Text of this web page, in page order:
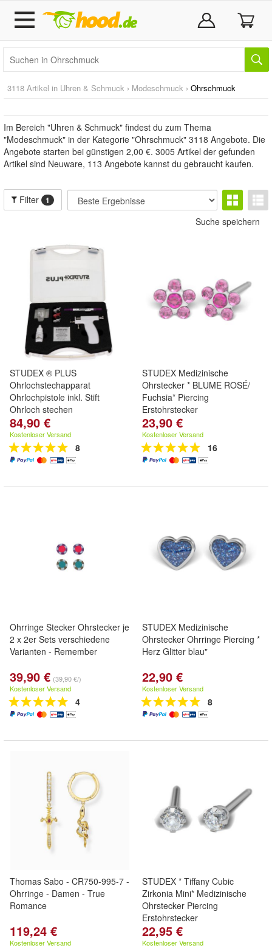
3118 Artikel in Uhren & Schmuck › Modeschmuck › Ohrschmuck
Im Bereich "Uhren & Schmuck" findest du zum Thema
"Modeschmuck" in der Kategorie "Ohrschmuck" 3118 Angebote. Die
Angebote starten bei günstigen 2,00 €. 3005 Artikel der gefunden
Artikel sind Neuware, 113 Angebote kannst du gebraucht kaufen.
Filter 1
Suche speichern
STUDEX ® PLUS
Ohrlochstechapparat
Ohrlochpistole inkl. Stift
Ohrloch stechen
84,90 €
Kostenloser Versand
8
STUDEX Medizinische
Ohrstecker * BLUME ROSÉ/
Fuchsia* Piercing
Erstohrstecker
23,90 €
Kostenloser Versand
16
Ohrringe Stecker Ohrstecker je
2 x 2er Sets verschiedene
Varianten - Remember
39,90 € (39,90 €/)
Kostenloser Versand
4
STUDEX Medizinische
Ohrstecker Ohrringe Piercing *
Herz Glitter blau"
22,90 €
Kostenloser Versand
8
Thomas Sabo - CR750-995-7 -
Ohrringe - Damen - True
Romance
119,24 €
Kostenloser Versand
STUDEX * Tiffany Cubic
Zirkonia Mini* Medizinische
Ohrstecker Piercing
Erstohrstecker
22,95 €
Kostenloser Versand